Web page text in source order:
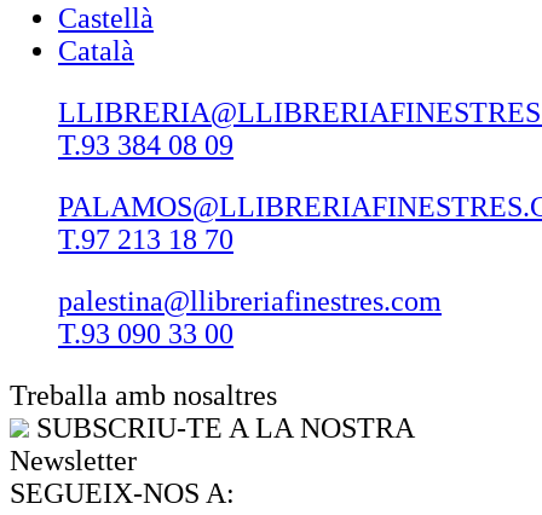
Castellà
Català
T.93 384 08 09
T.97 213 18 70
palestina@llibreriafinestres.com
T.93 090 33 00
Treballa amb nosaltres
SUBSCRIU-TE A LA NOSTRA
Newsletter
SEGUEIX-NOS A: